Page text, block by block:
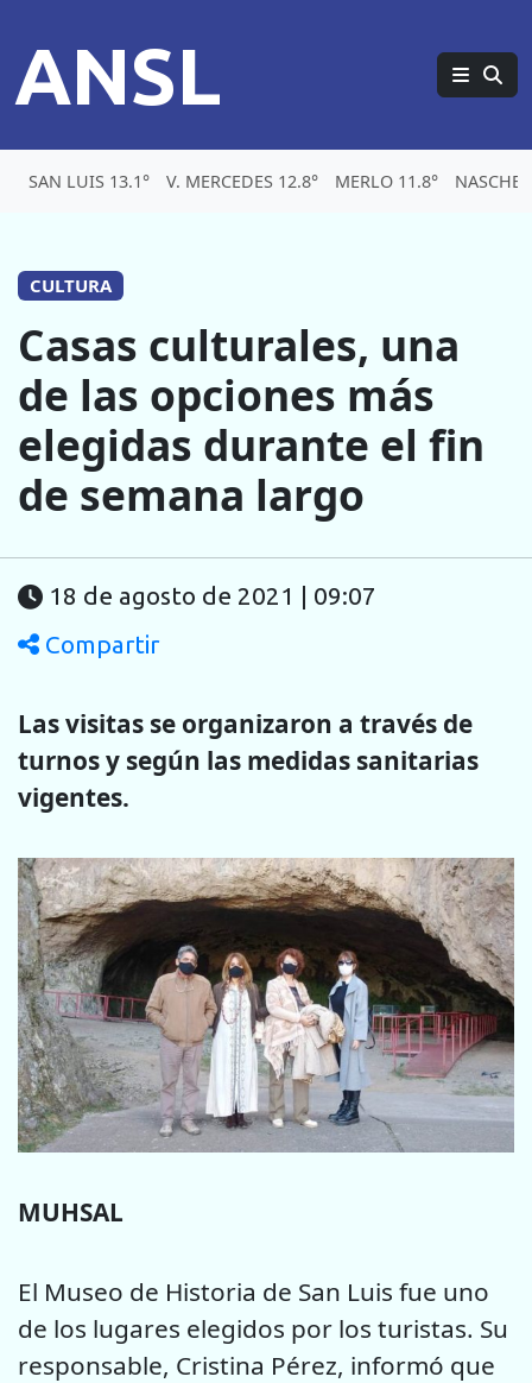
ANSL
SAN LUIS 13.1° V. MERCEDES 12.8° MERLO 11.8°
CULTURA
Casas culturales, una
de las opciones más
elegidas durante el fin
de semana largo
18 de agosto de 2021 | 09:07
Compartir
Las visitas se organizaron a través de
turnos y según las medidas sanitarias
vigentes.
MUHSAL
El Museo de Historia de San Luis fue uno
de los lugares elegidos por los turistas. Su
responsable, Cristina Pérez, informó que